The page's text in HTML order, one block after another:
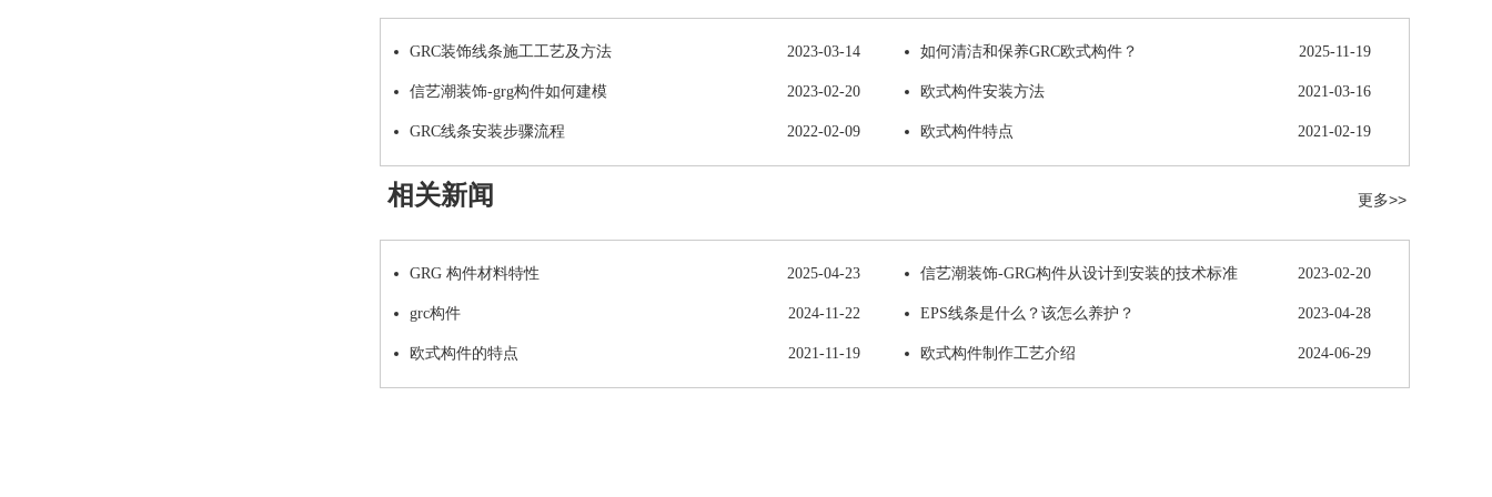
2023-03-14
GRC装饰线条施工工艺及方法 2025-11-19
如何清洁和保养GRC欧式构件？
2023-02-20
信艺潮装饰-grg构件如何建模 2021-03-16
欧式构件安装方法
2022-02-09
GRC线条安装步骤流程 2021-02-19
欧式构件特点
更多>>
相关新闻
2025-04-23
GRG 构件材料特性 2023-02-20
信艺潮装饰-GRG构件从设计到安装的技术标准
2024-11-22
grc构件 2023-04-28
EPS线条是什么？该怎么养护？
2021-11-19
欧式构件的特点 2024-06-29
欧式构件制作工艺介绍